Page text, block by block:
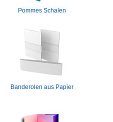
Pommes Schalen
Banderolen aus Papier